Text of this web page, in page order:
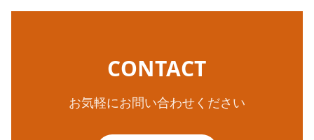
CONTACT
お気軽にお問い合わせください